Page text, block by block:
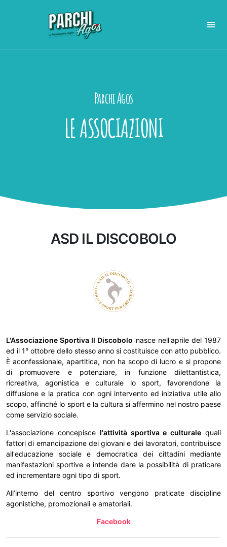
Parchi Agos
LE ASSOCIAZIONI
ASD IL DISCOBOLO
L'Associazione Sportiva Il Discobolo nasce nell'aprile del 1987
ed il 1° ottobre dello stesso anno si costituisce con atto pubblico.
È aconfessionale, apartitica, non ha scopo di lucro e si propone
di promuovere e potenziare, in funzione dilettantistica,
ricreativa, agonistica e culturale lo sport, favorendone la
diffusione e la pratica con ogni intervento ed iniziativa utile allo
scopo, affinché lo sport e la cultura si affermino nel nostro paese
come servizio sociale.
L'associazione concepisce l'attività sportiva e culturale quali
fattori di emancipazione dei giovani e dei lavoratori, contribuisce
all'educazione sociale e democratica dei cittadini mediante
manifestazioni sportive e intende dare la possibilità di praticare
ed incrementare ogni tipo di sport.
All’interno del centro sportivo vengono praticate discipline
agonistiche, promozionali e amatoriali.
Facebook